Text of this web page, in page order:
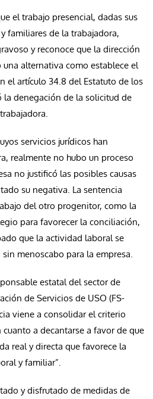
el trabajo presencial, dadas sus
familiares de la trabajadora,
y reconoce que la dirección
alternativa como establece el
el artículo 34.8 del Estatuto de los
la denegación de la solicitud de
servicios jurídicos han
realmente no hubo un proceso
no justificó las posibles causas
su negativa. La sentencia
del otro progenitor, como la
para favorecer la conciliación,
que la actividad laboral se
menoscabo para la empresa.
estatal del sector de
de Servicios de USO (FS-
viene a consolidar el criterio
a decantarse a favor de que
real y directa que favorece la
y familiar”.
y disfrutado de medidas de